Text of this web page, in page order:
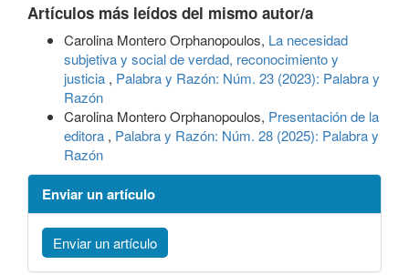
Artículos más leídos del mismo autor/a
Carolina Montero Orphanopoulos, La necesidad
subjetiva y social de verdad, reconocimiento y
justicia , Palabra y Razón: Núm. 23 (2023): Palabra y
Razón
Carolina Montero Orphanopoulos, Presentación de la
editora , Palabra y Razón: Núm. 28 (2025): Palabra y
Razón
Enviar un artículo
Enviar un artículo